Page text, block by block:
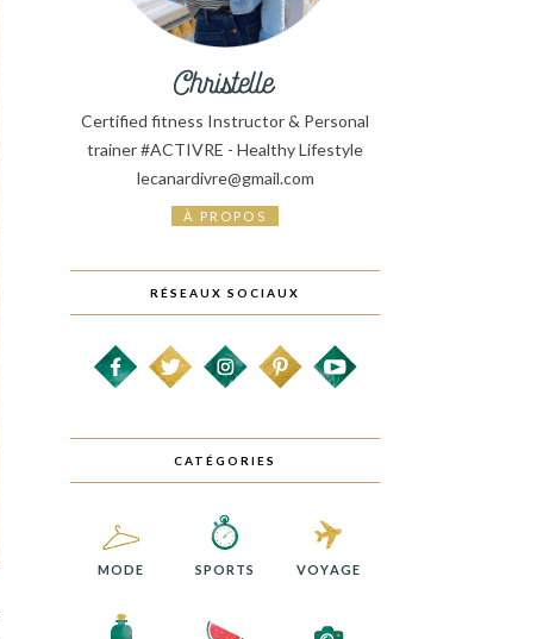
Certified fitness Instructor & Personal
trainer #ACTIVRE - Healthy Lifestyle
lecanardivre@gmail.com
À PROPOS
RÉSEAUX SOCIAUX
CATÉGORIES
MODE SPORTS VOYAGE